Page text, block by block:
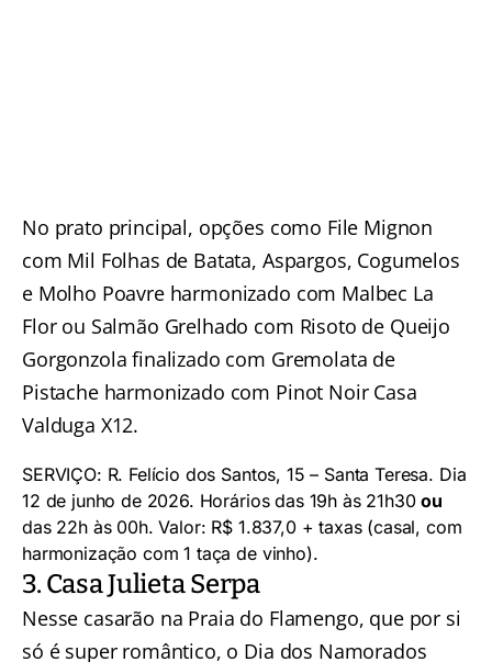
No prato principal, opções como File Mignon
com Mil Folhas de Batata, Aspargos, Cogumelos
e Molho Poavre harmonizado com Malbec La
Flor ou Salmão Grelhado com Risoto de Queijo
Gorgonzola finalizado com Gremolata de
Pistache harmonizado com Pinot Noir Casa
Valduga X12.
SERVIÇO: R. Felício dos Santos, 15 – Santa Teresa. Dia
12 de junho de 2026. Horários das 19h às 21h30ou
das 22h às 00h. Valor: R$ 1.837,0 + taxas (casal, com
harmonização com 1 taça de vinho).
3. Casa Julieta Serpa
Nesse casarão na Praia do Flamengo, que por si
só é super romântico, o Dia dos Namorados